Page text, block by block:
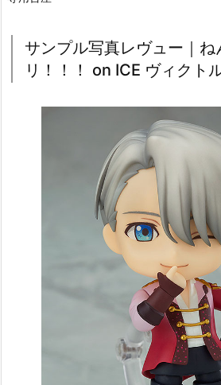
サンプル写真レヴュー｜ね
リ！！！ on ICE ヴィクト